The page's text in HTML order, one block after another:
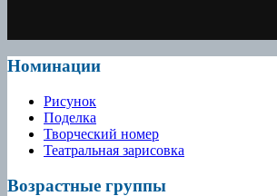
Номинации
Рисунок
Поделка
Творческий номер
Театральная зарисовка
Возрастные группы